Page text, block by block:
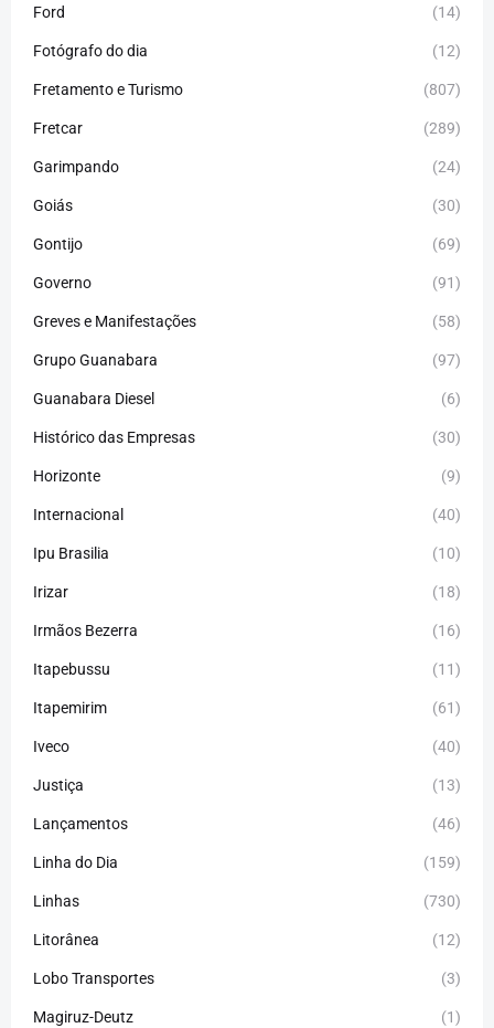
Ford (14)
Fotógrafo do dia (12)
Fretamento e Turismo (807)
Fretcar (289)
Garimpando (24)
Goiás (30)
Gontijo (69)
Governo (91)
Greves e Manifestações (58)
Grupo Guanabara (97)
Guanabara Diesel (6)
Histórico das Empresas (30)
Horizonte (9)
Internacional (40)
Ipu Brasilia (10)
Irizar (18)
Irmãos Bezerra (16)
Itapebussu (11)
Itapemirim (61)
Iveco (40)
Justiça (13)
Lançamentos (46)
Linha do Dia (159)
Linhas (730)
Litorânea (12)
Lobo Transportes (3)
Magiruz-Deutz (1)